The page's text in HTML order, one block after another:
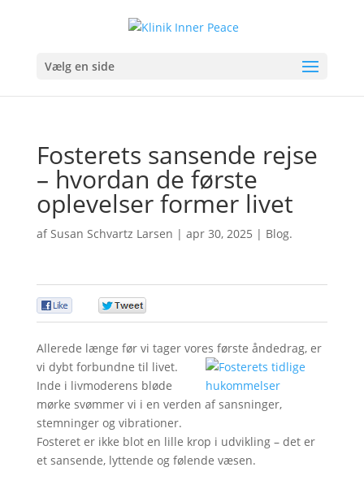
Vælg en side
Fosterets sansende rejse
– hvordan de første
oplevelser former livet
af Susan Schvartz Larsen | apr 30, 2025 | Blog.
Allerede længe før vi tager vores første åndedrag, er
vi dybt forbundne til livet.
Inde i livmoderens bløde
mørke svømmer vi i en verden af sansninger,
stemninger og vibrationer.
Fosteret er ikke blot en lille krop i udvikling – det er
et sansende, lyttende og følende væsen.